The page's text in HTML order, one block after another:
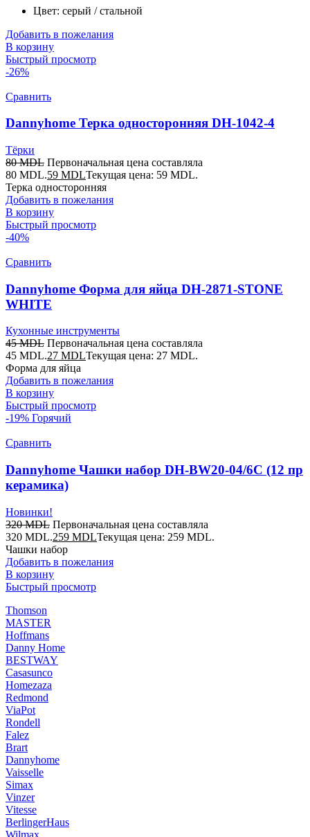
Цвет: серый / стальной
Добавить в пожелания
В корзину
Быстрый просмотр
-26%
Сравнить
Dannyhome Терка односторонняя DH-1042-4
Тёрки
80MDL Первоначальная цена составляла
80 MDL.59 MDLТекущая цена: 59 MDL.
Терка односторонняя
Добавить в пожелания
В корзину
Быстрый просмотр
-40%
Сравнить
Dannyhome Форма для яйца DH-2871-STONE
WHITE
Кухонные инструменты
45MDL Первоначальная цена составляла
45 MDL.27 MDLТекущая цена: 27 MDL.
Форма для яйца
Добавить в пожелания
В корзину
Быстрый просмотр
-19% Горячий
Сравнить
Dannyhome Чашки набор DH-BW20-04/6C (12 пр
керамика)
Новинки!
320MDL Первоначальная цена составляла
320 MDL.259 MDLТекущая цена: 259 MDL.
Чашки набор
Добавить в пожелания
В корзину
Быстрый просмотр
Thomson
MASTER
Hoffmans
Danny Home
BESTWAY
Casasunco
Homezaza
Redmond
ViaPot
Rondell
Falez
Brart
Dannyhome
Vaisselle
Simax
Vinzer
Vitesse
BerlingerHaus
Wilmax